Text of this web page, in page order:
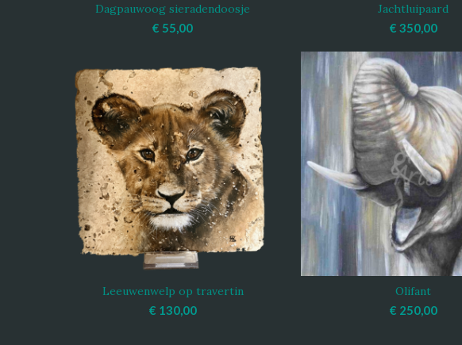
TOEVOEGEN AAN WINKELWAGEN
Dagpauwoog sieradendoosje
€ 55,00
TOEVOEGEN AAN
Jachtluipaard
€ 350,00
TOEVOEGEN AAN WINKELWAGEN
Leeuwenwelp op travertin
€ 130,00
TOEVOEGEN AAN
Olifant
€ 250,00